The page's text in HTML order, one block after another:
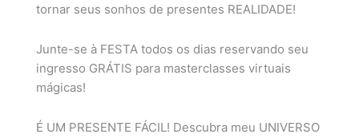
tornar seus sonhos de presentes REALIDADE!
Junte-se à FESTA todos os dias reservando seu
ingresso GRÁTIS para masterclasses virtuais
mágicas!
É UM PRESENTE FÁCIL! Descubra meu UNIVERSO